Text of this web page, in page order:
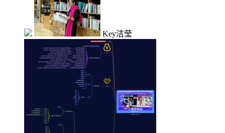
Key洁莹